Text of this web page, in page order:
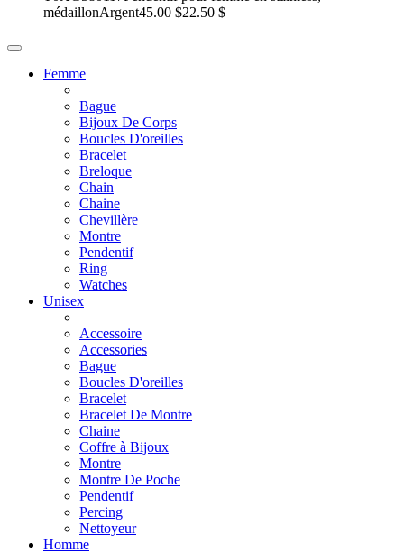
médaillonArgent45.00 $22.50 $
Femme
Bague
Bijoux De Corps
Boucles D'oreilles
Bracelet
Breloque
Chain
Chaine
Chevillère
Montre
Pendentif
Ring
Watches
Unisex
Accessoire
Accessories
Bague
Boucles D'oreilles
Bracelet
Bracelet De Montre
Chaine
Coffre à Bijoux
Montre
Montre De Poche
Pendentif
Percing
Nettoyeur
Homme